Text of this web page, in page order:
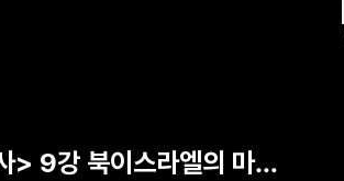
> 9강 북이스라엘의 마지